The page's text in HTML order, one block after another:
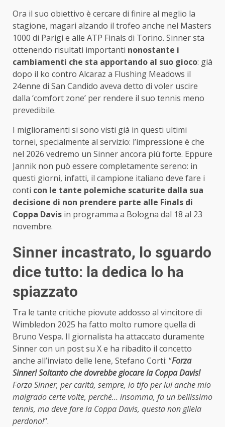
Ora il suo obiettivo è cercare di finire al meglio la
stagione, magari alzando il trofeo anche nel Masters
1000 di Parigi e alle ATP Finals di Torino. Sinner sta
ottenendo risultati importanti nonostante i
cambiamenti che sta apportando al suo gioco: già
dopo il ko contro Alcaraz a Flushing Meadows il
24enne di San Candido aveva detto di voler uscire
dalla ‘comfort zone’ per rendere il suo tennis meno
prevedibile.
I miglioramenti si sono visti già in questi ultimi
tornei, specialmente al servizio: l’impressione è che
nel 2026 vedremo un Sinner ancora più forte. Eppure
Jannik non può essere completamente sereno: in
questi giorni, infatti, il campione italiano deve fare i
conti con le tante polemiche scaturite dalla sua
decisione di non prendere parte alle Finals di
Coppa Davis in programma a Bologna dal 18 al 23
novembre.
Sinner incastrato, lo sguardo
dice tutto: la dedica lo ha
spiazzato
Tra le tante critiche piovute addosso al vincitore di
Wimbledon 2025 ha fatto molto rumore quella di
Bruno Vespa. Il giornalista ha attaccato duramente
Sinner con un post su X e ha ribadito il concetto
anche all’inviato delle Iene, Stefano Corti: “Forza
Sinner! Soltanto che dovrebbe giocare la Coppa Davis!
Forza Sinner, per carità, sempre, io tifo per lui anche mio
malgrado certe volte, perché… insomma, fa un bellissimo
tennis, ma deve fare la Coppa Davis, questa non gliela
perdono!“.